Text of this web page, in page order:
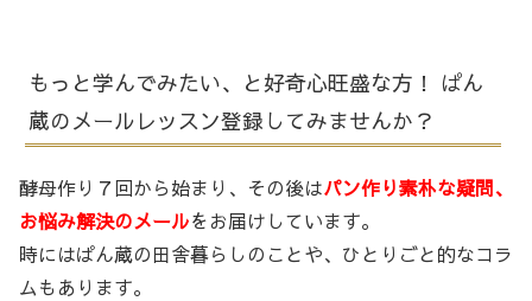
もっと学んでみたい、と好奇心旺盛な方！ ぱん
蔵のメールレッスン登録してみませんか？
酵母作り７回から始まり、その後はパン作り素朴な疑問、
お悩み解決のメールをお届けしています。
時にはぱん蔵の田舎暮らしのことや、ひとりごと的なコラ
ムもあります。